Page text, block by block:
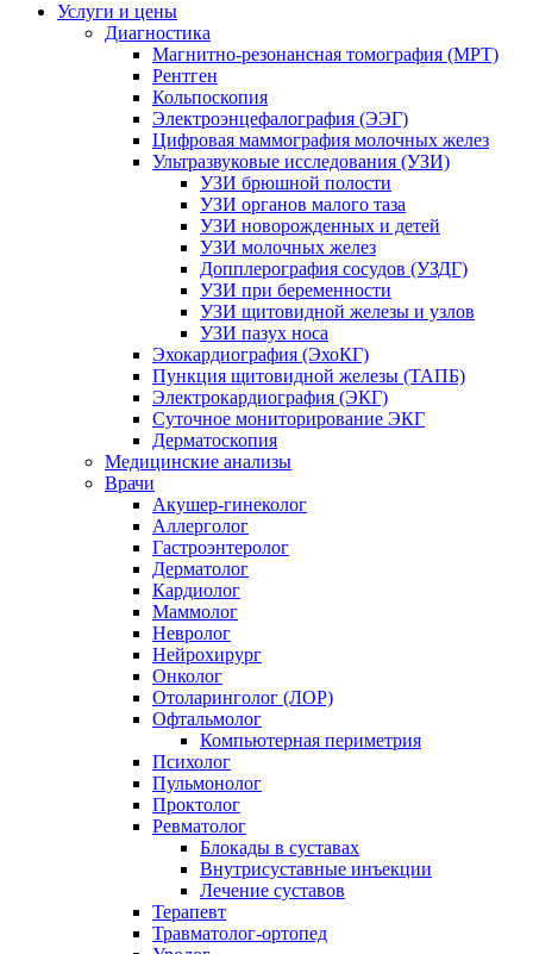
Услуги и цены
Диагностика
Магнитно-резонансная томография (МРТ)
Рентген
Кольпоскопия
Электроэнцефалография (ЭЭГ)
Цифровая маммография молочных желез
Ультразвуковые исследования (УЗИ)
УЗИ брюшной полости
УЗИ органов малого таза
УЗИ новорожденных и детей
УЗИ молочных желез
Допплерография сосудов (УЗДГ)
УЗИ при беременности
УЗИ щитовидной железы и узлов
УЗИ пазух носа
Эхокардиография (ЭхоКГ)
Пункция щитовидной железы (ТАПБ)
Электрокардиография (ЭКГ)
Суточное мониторирование ЭКГ
Дерматоскопия
Медицинские анализы
Врачи
Акушер-гинеколог
Аллерголог
Гастроэнтеролог
Дерматолог
Кардиолог
Маммолог
Невролог
Нейрохирург
Онколог
Отоларинголог (ЛОР)
Офтальмолог
Компьютерная периметрия
Психолог
Пульмонолог
Проктолог
Ревматолог
Блокады в суставах
Внутрисуставные инъекции
Лечение суставов
Терапевт
Травматолог-ортопед